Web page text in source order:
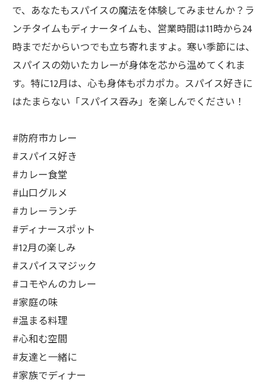
で、あなたもスパイスの魔法を体験してみませんか？ラ
ンチタイムもディナータイムも、営業時間は11時から24
時までだからいつでも立ち寄れますよ。寒い季節には、
スパイスの効いたカレーが身体を芯から温めてくれま
す。特に12月は、心も身体もポカポカ。スパイス好きに
はたまらない「スパイス吞み」を楽しんでください！
#防府市カレー
#スパイス好き
#カレー食堂
#山口グルメ
#カレーランチ
#ディナースポット
#12月の楽しみ
#スパイスマジック
#コモやんのカレー
#家庭の味
#温まる料理
#心和む空間
#友達と一緒に
#家族でディナー